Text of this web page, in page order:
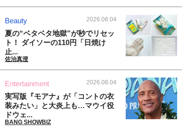
Beauty 2026.08.04
夏の“ベタベタ地獄”が秒でリセッ
ト！ ダイソーの110円「日焼け
止...
佐治真澄
Entertainment 2026.08.04
実写版『モアナ』が「コントの衣
装みたい」と大炎上も…マウイ役
ドウェ...
BANG SHOWBIZ